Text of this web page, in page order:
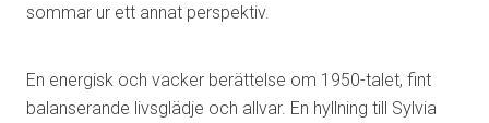
sommar ur ett annat perspektiv.
En energisk och vacker berättelse om 1950-talet, fint
balanserande livsglädje och allvar. En hyllning till Sylvia